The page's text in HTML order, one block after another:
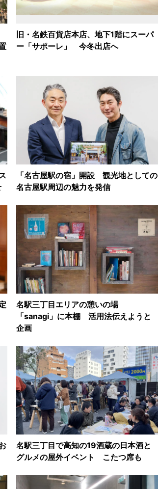
旧・名鉄百貨店本店、地下1階にスーパ
ー「サポーレ」 今冬出店へ
「名古屋駅の宿」開設 観光地としての
名古屋駅周辺の魅力を発信
名駅三丁目エリアの憩いの場
「sanagi」に本棚 活用法伝えようと
企画
名駅三丁目で高知の19酒蔵の日本酒と
グルメの屋外イベント こたつ席も